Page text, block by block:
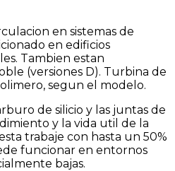
en sistemas de
en edificios
Tambien estan
(versiones D). Turbina de
segun el modelo.
de silicio y las juntas de
y la vida util de la
trabaje con hasta un 50%
funcionar en entornos
bajas.